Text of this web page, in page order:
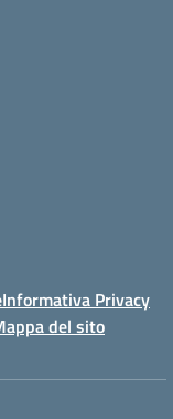
Informativa Privacy
del sito